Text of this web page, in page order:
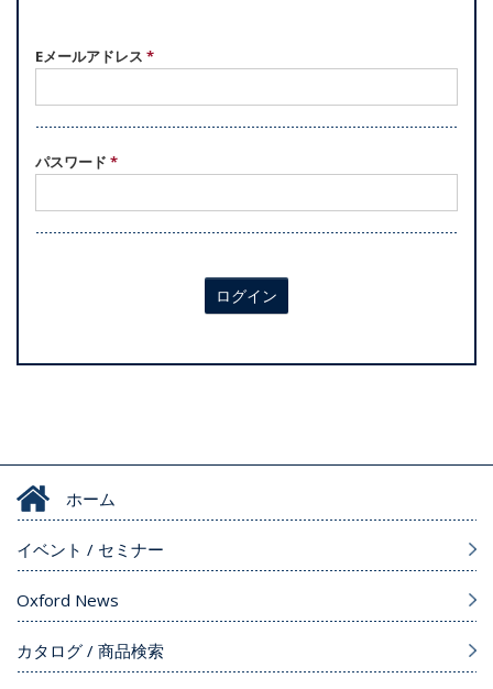
Eメールアドレス *
パスワード *
ログイン
ホーム
イベント / セミナー
Oxford News
カタログ / 商品検索